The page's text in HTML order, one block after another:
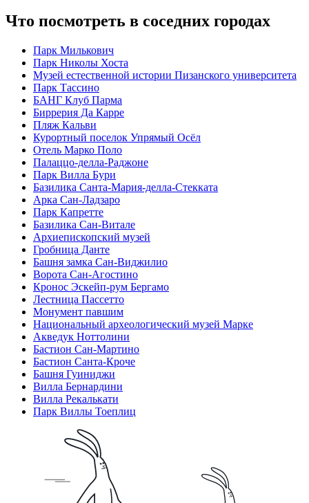
Что посмотреть в соседних городах
Парк Милькович
Парк Николы Хоста
Музей естественной истории Пизанского университета
Парк Тассино
БАНГ Клуб Парма
Биррерия Да Карре
Пляж Кальви
Курортный поселок Упрямый Осёл
Отель Марко Поло
Палаццо-делла-Раджоне
Парк Вилла Бури
Базилика Санта-Мария-делла-Стекката
Арка Сан-Ладзаро
Парк Капретте
Базилика Сан-Витале
Архиепископский музей
Гробница Данте
Башня замка Сан-Виджилио
Ворота Сан-Агостино
Кронос Эскейп-рум Бергамо
Лестница Пассетто
Монумент павшим
Национальный археологический музей Марке
Акведук Ноттолини
Бастион Сан-Мартино
Бастион Санта-Кроче
Башня Гуиниджи
Вилла Бернардини
Вилла Рекалькати
Парк Виллы Тоеплиц